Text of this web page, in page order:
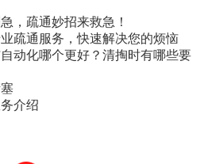
，疏通妙招来救急！
疏通服务，快速解决您的烦恼
动化哪个更好？清掏时有哪些要
介绍